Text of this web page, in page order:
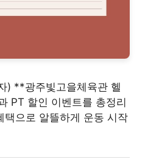
) **광주빛고을체육관 헬
PT 할인 이벤트를 총정리
택으로 알뜰하게 운동 시작